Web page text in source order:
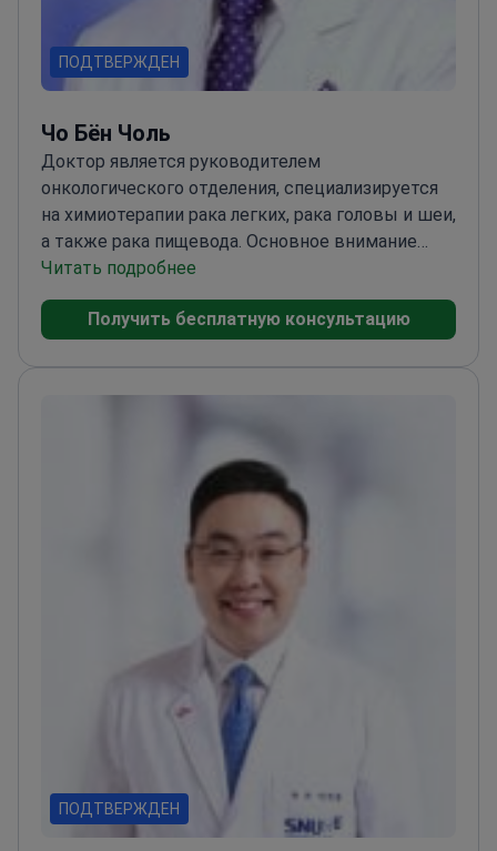
ПОДТВЕРЖДЕН
Чо Бён Чоль
Доктор является руководителем
онкологического отделения, специализируется
на химиотерапии рака легких, рака головы и шеи,
а также рака пищевода. Основное внимание
уделяется использованию новых клинических
препаратов для улучшения результатов лечения.
Имея обширный опыт в онкологических
достижений в лечении рака.<\/p>
Читать подробнее
Получить бесплатную консультацию
ПОДТВЕРЖДЕН